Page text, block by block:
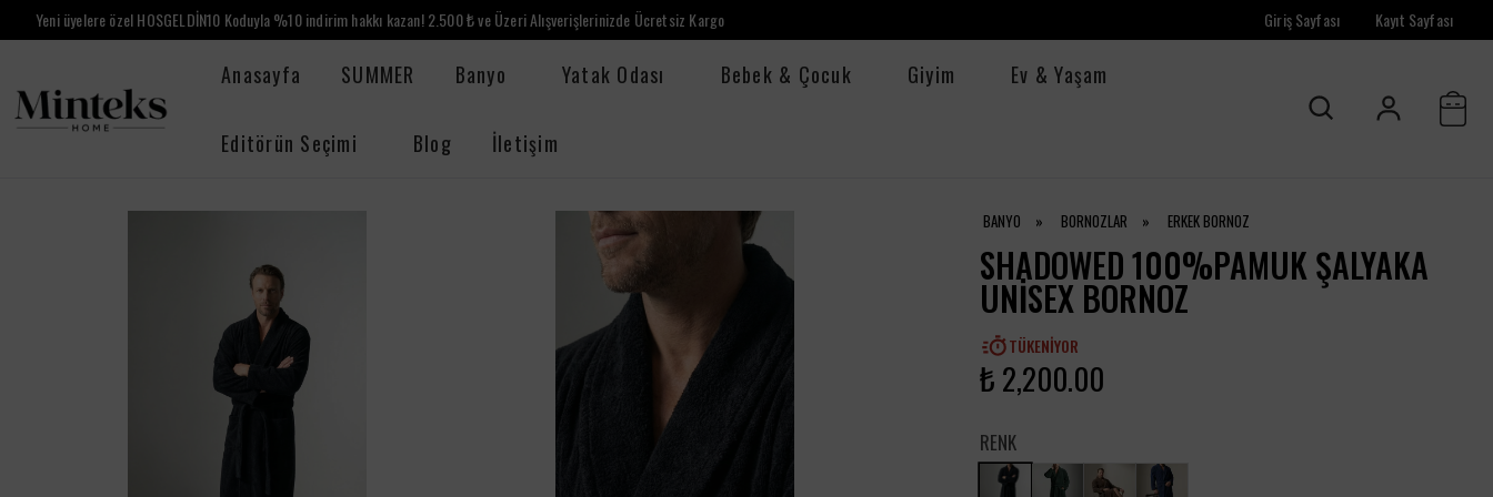
Yeni üyelere özel HOSGELDİN10 Koduyla %10 indirim hakkı kazan! 2.500 ₺ ve Üzeri Alışverişlerinizde Ücretsiz Kargo Giriş Sayfası Kayıt Sayfası
Anasayfa SUMMER Banyo Yatak Odası Bebek & Çocuk Giyim Ev & Yaşam
Editörün Seçimi Blog İletişim
BANYO » BORNOZLAR » ERKEK BORNOZ
SHADOWED 100%PAMUK ŞALYAKA
UNISEX BORNOZ
TÜKENIYOR
₺ 2,200.00
RENK